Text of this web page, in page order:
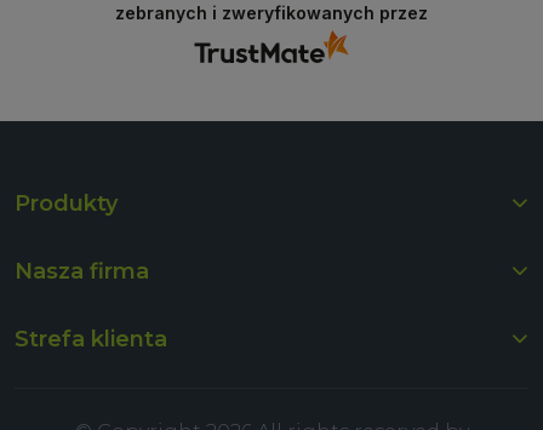
oczekiwania. Zapraszamy ponownie!
zebranych i zweryfikowanych przez
Produkty
Nasza firma
Strefa klienta